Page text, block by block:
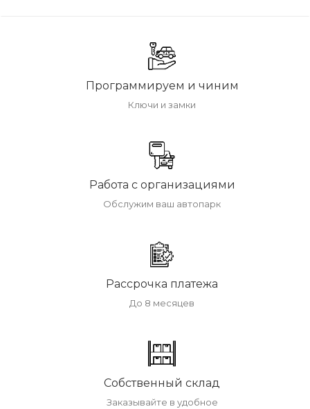
Программируем и чиним
Ключи и замки
Работа с организациями
Обслужим ваш автопарк
Рассрочка платежа
До 8 месяцев
Собственный склад
Заказывайте в удобное